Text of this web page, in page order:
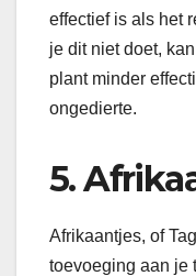
effectief is als het
je dit niet doet,
plant minder
ongedierte.
5.
Afrikaantjes, of
toevoeging aan je